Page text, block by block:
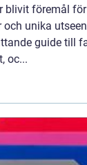
blivit föremål
unika
guide till
oc...